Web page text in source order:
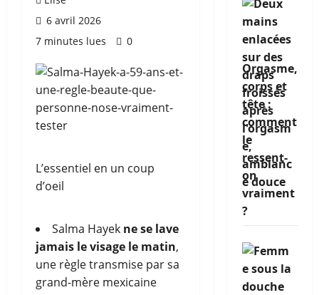
6 avril 2026
7 minutes lues
0
L’essentiel en un coup
d’oeil
Salma Hayek ne se lave
jamais le visage le matin,
une règle transmise par sa
grand-mère mexicaine
Orgasme,
corps et
tête :
comment
le
ressent-
on
vraiment
?